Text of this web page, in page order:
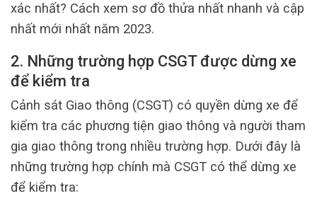
xác nhất? Cách xem sơ đồ thửa nhất nhanh và cập
nhất mới nhất năm 2023.
2. Những trường hợp CSGT được dừng xe
để kiểm tra
Cảnh sát Giao thông (CSGT) có quyền dừng xe để
kiểm tra các phương tiện giao thông và người tham
gia giao thông trong nhiều trường hợp. Dưới đây là
những trường hợp chính mà CSGT có thể dừng xe
để kiểm tra: